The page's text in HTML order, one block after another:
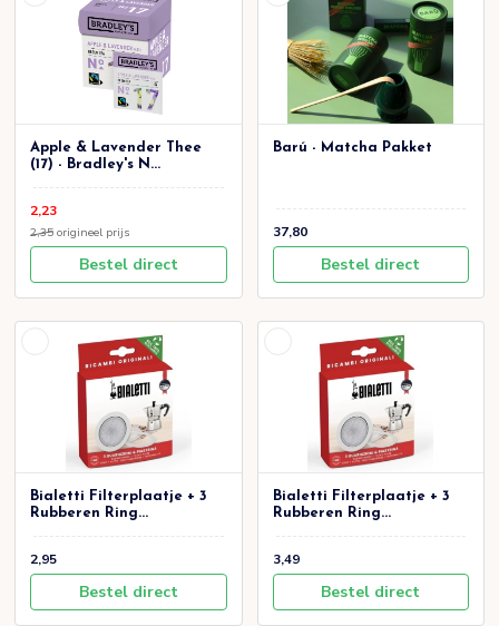
Apple & Lavender Thee
(17) - Bradley's N...
2,23
2,35 origineel prijs
Bestel direct
Barú - Matcha Pakket
37,80
Bestel direct
Bialetti Filterplaatje + 3
Rubberen Ring...
2,95
Bestel direct
Bialetti Filterplaatje + 3
Rubberen Ring...
3,49
Bestel direct